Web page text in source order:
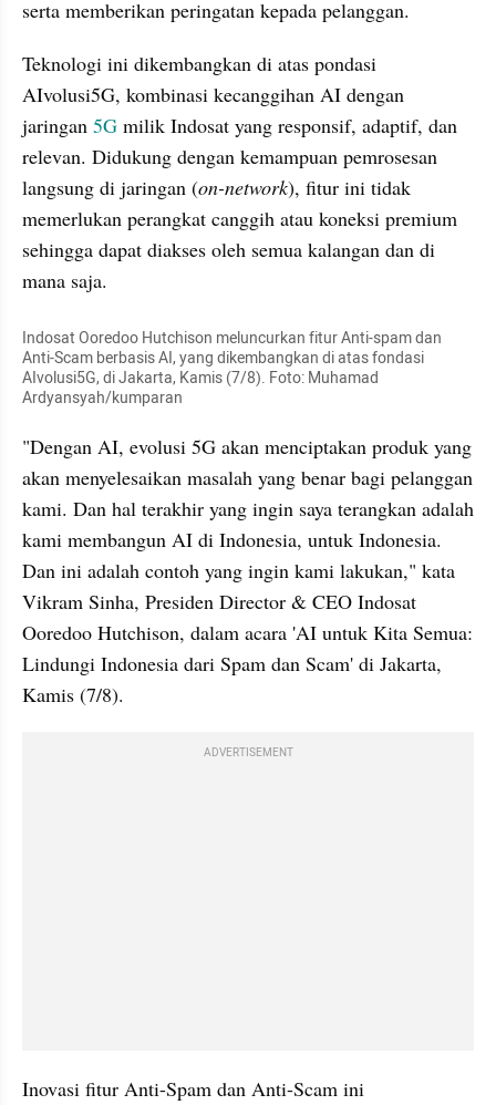
serta memberikan peringatan kepada pelanggan.
Teknologi ini dikembangkan di atas pondasi
AIvolusi5G, kombinasi kecanggihan AI dengan
jaringan 5G milik Indosat yang responsif, adaptif, dan
relevan. Didukung dengan kemampuan pemrosesan
langsung di jaringan (on-network), fitur ini tidak
memerlukan perangkat canggih atau koneksi premium
sehingga dapat diakses oleh semua kalangan dan di
mana saja.
Indosat Ooredoo Hutchison meluncurkan fitur Anti-spam dan
Anti-Scam berbasis AI, yang dikembangkan di atas fondasi
AIvolusi5G, di Jakarta, Kamis (7/8). Foto: Muhamad
Ardyansyah/kumparan
"Dengan AI, evolusi 5G akan menciptakan produk yang
akan menyelesaikan masalah yang benar bagi pelanggan
kami. Dan hal terakhir yang ingin saya terangkan adalah
kami membangun AI di Indonesia, untuk Indonesia.
Dan ini adalah contoh yang ingin kami lakukan," kata
Vikram Sinha, Presiden Director & CEO Indosat
Ooredoo Hutchison, dalam acara 'AI untuk Kita Semua:
Lindungi Indonesia dari Spam dan Scam' di Jakarta,
Kamis (7/8).
ADVERTISEMENT
Inovasi fitur Anti-Spam dan Anti-Scam ini